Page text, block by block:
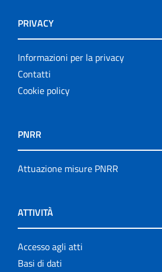
PRIVACY
Informazioni per la privacy
Contatti
Cookie policy
PNRR
Attuazione misure PNRR
ATTIVITÀ
Accesso agli atti
Basi di dati